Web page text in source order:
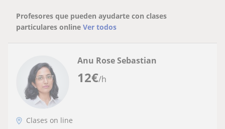
Profesores que pueden ayudarte con clases
particulares online Ver todos
12€/h
Anu Rose Sebastian
Clases on line